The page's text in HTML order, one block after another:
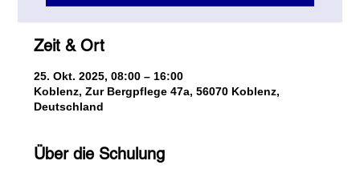
Zeit & Ort
25. Okt. 2025, 08:00 – 16:00
Koblenz, Zur Bergpflege 47a, 56070 Koblenz,
Deutschland
Über die Schulung